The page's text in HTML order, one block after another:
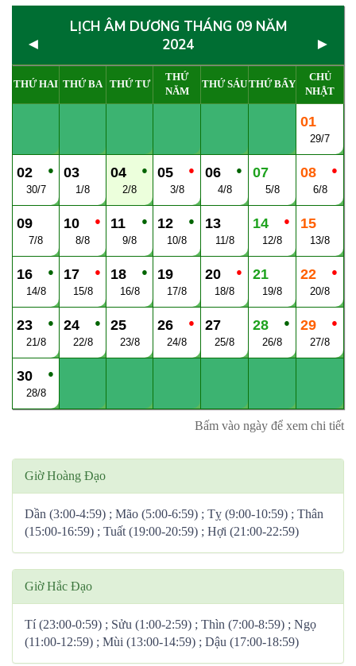
◄
LỊCH ÂM DƯƠNG THÁNG 09 NĂM
2024
►
THỨ HAI THỨ BA THỨ TƯ
THỨ
NĂM
THỨ SÁUTHỨ BẨY
CHỦ
NHẬT
01
29/7
●
02
30/7
03
1/8
●
04
2/8
●
05
3/8
●
06
4/8
07
5/8
●
08
6/8
09
7/8
●
10
8/8
●
11
9/8
●
12
10/8
13
11/8
●
14
12/8
15
13/8
●
16
14/8
●
17
15/8
●
18
16/8
19
17/8
●
20
18/8
21
19/8
●
22
20/8
●
23
21/8
●
24
22/8
25
23/8
●
26
24/8
27
25/8
●
28
26/8
●
29
27/8
●
30
28/8
Bấm vào ngày để xem chi tiết
Giờ Hoàng Đạo
Dần (3:00-4:59) ; Mão (5:00-6:59) ; Tỵ (9:00-10:59) ; Thân
(15:00-16:59) ; Tuất (19:00-20:59) ; Hợi (21:00-22:59)
Giờ Hắc Đạo
Tí (23:00-0:59) ; Sửu (1:00-2:59) ; Thìn (7:00-8:59) ; Ngọ
(11:00-12:59) ; Mùi (13:00-14:59) ; Dậu (17:00-18:59)